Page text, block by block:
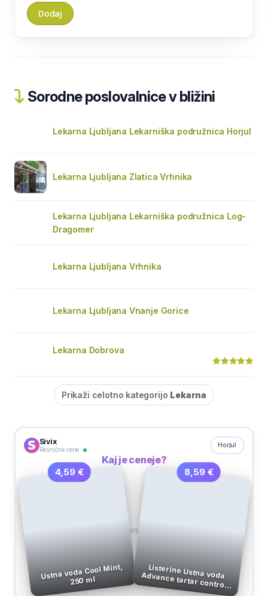
Sorodne poslovalnice v bližini
Lekarna Ljubljana Lekarniška podružnica Horjul
Lekarna Ljubljana Zlatica Vrhnika
Lekarna Ljubljana Lekarniška podružnica Log-
Dragomer
Lekarna Ljubljana Vrhnika
Lekarna Ljubljana Vnanje Gorice
Lekarna Dobrova
Prikaži celotno kategorijo Lekarna
Sivix
Resnične cene
Horjul
Kaj je ceneje?
4,59 €
Ustna voda Cool Mint,
250 ml
VS
8,59 €
Listerine Ustna voda Advance tartar control,
500 ml